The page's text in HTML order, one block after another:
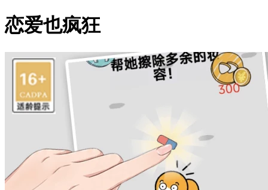
恋爱也疯狂